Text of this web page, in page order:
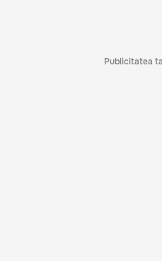
Publicitatea